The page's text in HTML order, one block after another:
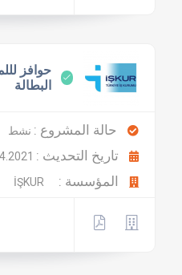
حوافز
البطالة
حالة المشروع : نشط
تاريخ التحديث :
المؤسسة :